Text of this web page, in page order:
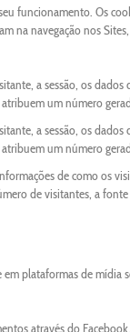
funcionamento. Os
na navegação nos
a sessão, os
um número
a sessão, os
um número
de como os
de visitantes, a
plataformas de mídia
através do